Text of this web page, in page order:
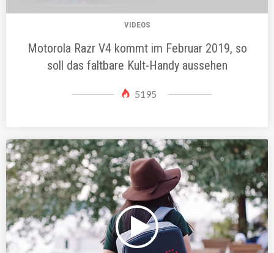
VIDEOS
Motorola Razr V4 kommt im Februar 2019, so
soll das faltbare Kult-Handy aussehen
5195